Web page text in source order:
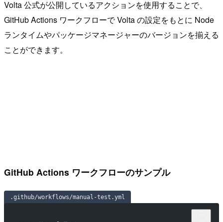
Volta 公式が公開しているアクションを使用することで、
GitHub Actions ワークフローで Volta の設定をもとに Node
ランタイムやパッケージマネージャーのバージョンを揃える
ことができます。
GitHub Actions ワークフローのサンプル
.github/workflows/manual-test.yml